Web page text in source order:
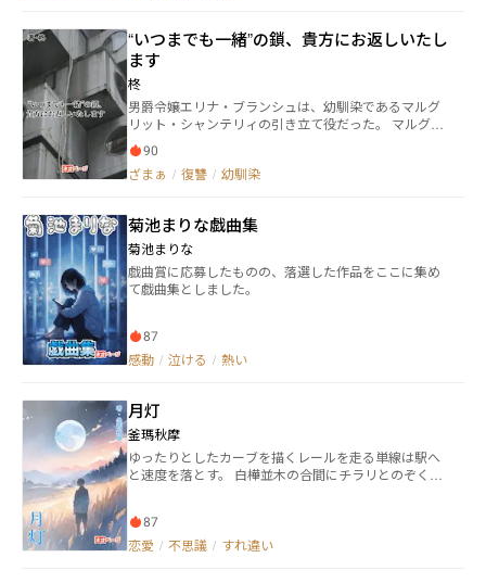
“いつまでも一緒”の鎖、貴方にお返しいたし
ます
柊
男爵令嬢エリナ・ブランシュは、幼馴染であるマルグ
リット・シャンテリィの引き立て役だった。 マルグリ
ットに婚約が決まり開放されると思ったのも束の間、
彼女は婚約者であるティオ・ソルベに、家へ迎え入れ
てくれないかというお願いをする。 それをティオに承
90
ざまぁ / 復讐 / 幼馴染
菊池まりな戯曲集
菊池まりな
戯曲賞に応募したものの、落選した作品をここに集め
て戯曲集としました。
87
感動 / 泣ける / 熱い
月灯
釜瑪秋摩
ゆったりとしたカーブを描くレールを走る単線は駅へ
と速度を落とす。 白樺並木の合間にチラリとのぞく大
う少女。 愛する人と離れがたくて彷徨う男女。 少しだ
け起こる不思議の中に人の思いが交差する。
87
恋愛 / 不思議 / すれ違い